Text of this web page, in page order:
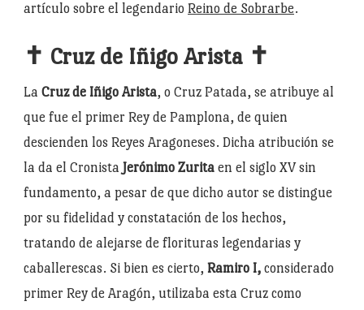
artículo sobre el legendario Reino de Sobrarbe.
✝ Cruz de Iñigo Arista ✝
La Cruz de Iñigo Arista, o Cruz Patada, se atribuye al
que fue el primer Rey de Pamplona, de quien
descienden los Reyes Aragoneses. Dicha atribución se
la da el Cronista Jerónimo Zurita en el siglo XV sin
fundamento, a pesar de que dicho autor se distingue
por su fidelidad y constatación de los hechos,
tratando de alejarse de florituras legendarias y
caballerescas. Si bien es cierto, Ramiro I, considerado
primer Rey de Aragón, utilizaba esta Cruz como